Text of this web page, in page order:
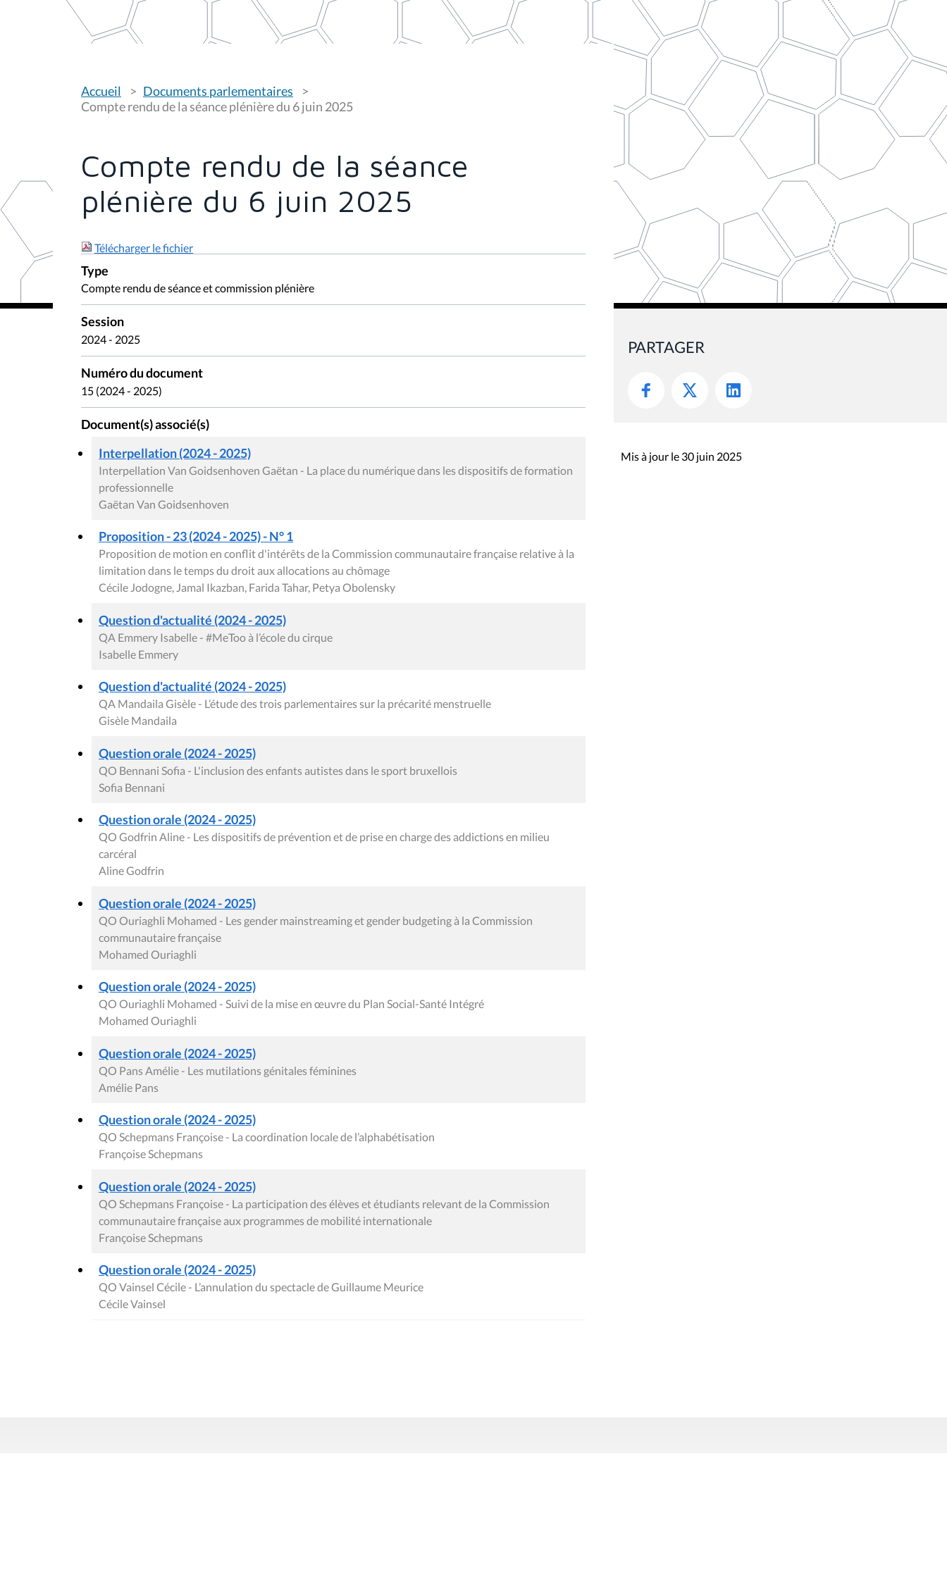
o
u
s
s
i
:
Accueil
Documents parlementaires
Compte rendu de la séance plénière du 6 juin 2025
Compte rendu de la séance
plénière du 6 juin 2025
Télécharger le fichier
Type
Compte rendu de séance et commission plénière
Session
2024 - 2025
Numéro du document
15 (2024 - 2025)
Document(s) associé(s)
Interpellation (2024 - 2025)
Interpellation Van Goidsenhoven Gaëtan - La place du numérique dans les dispositifs de formation
professionnelle
Gaëtan Van Goidsenhoven
Proposition - 23 (2024 - 2025) - N° 1
Proposition de motion en conflit d'intérêts de la Commission communautaire française relative à la
limitation dans le temps du droit aux allocations au chômage
Cécile Jodogne, Jamal Ikazban, Farida Tahar, Petya Obolensky
Question d'actualité (2024 - 2025)
QA Emmery Isabelle - #MeToo à l’école du cirque
Isabelle Emmery
Question d'actualité (2024 - 2025)
QA Mandaila Gisèle - L’étude des trois parlementaires sur la précarité menstruelle
Gisèle Mandaila
Question orale (2024 - 2025)
QO Bennani Sofia - L'inclusion des enfants autistes dans le sport bruxellois
Sofia Bennani
Question orale (2024 - 2025)
QO Godfrin Aline - Les dispositifs de prévention et de prise en charge des addictions en milieu
carcéral
Aline Godfrin
Question orale (2024 - 2025)
QO Ouriaghli Mohamed - Les gender mainstreaming et gender budgeting à la Commission
communautaire française
Mohamed Ouriaghli
Question orale (2024 - 2025)
QO Ouriaghli Mohamed - Suivi de la mise en œuvre du Plan Social-Santé Intégré
Mohamed Ouriaghli
Question orale (2024 - 2025)
QO Pans Amélie - Les mutilations génitales féminines
Amélie Pans
Question orale (2024 - 2025)
QO Schepmans Françoise - La coordination locale de l’alphabétisation
Françoise Schepmans
Question orale (2024 - 2025)
QO Schepmans Françoise - La participation des élèves et étudiants relevant de la Commission
communautaire française aux programmes de mobilité internationale
Françoise Schepmans
Question orale (2024 - 2025)
QO Vainsel Cécile - L’annulation du spectacle de Guillaume Meurice
Cécile Vainsel
PARTAGER
Mis à jour le 30 juin 2025